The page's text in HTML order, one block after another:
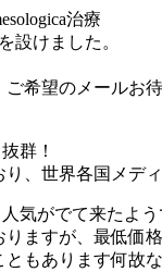
治療
設けました。
希望のメールお待
群！
、世界各国メデ
がでて来たよ
りますが、最低
もあります何故